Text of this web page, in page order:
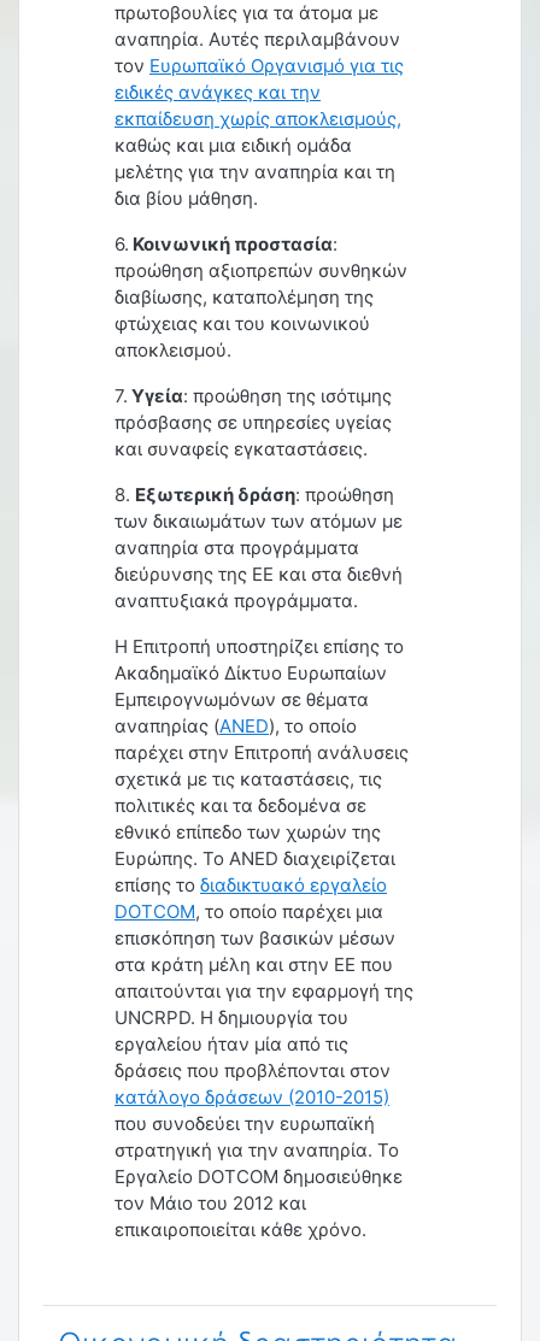
πρωτοβουλίες για τα άτομα με
αναπηρία. Αυτές περιλαμβάνουν
τον Ευρωπαϊκό Οργανισμό για τις
ειδικές ανάγκες και την
εκπαίδευση χωρίς αποκλεισμούς,
καθώς και μια ειδική ομάδα
μελέτης για την αναπηρία και τη
δια βίου μάθηση.
6. Κοινωνική προστασία:
προώθηση αξιοπρεπών συνθηκών
διαβίωσης, καταπολέμηση της
φτώχειας και του κοινωνικού
αποκλεισμού.
7. Υγεία: προώθηση της ισότιμης
πρόσβασης σε υπηρεσίες υγείας
και συναφείς εγκαταστάσεις.
8. Εξωτερική δράση: προώθηση
των δικαιωμάτων των ατόμων με
αναπηρία στα προγράμματα
διεύρυνσης της ΕΕ και στα διεθνή
αναπτυξιακά προγράμματα.
Η Επιτροπή υποστηρίζει επίσης το
Ακαδημαϊκό Δίκτυο Ευρωπαίων
Εμπειρογνωμόνων σε θέματα
αναπηρίας (ANED), το οποίο
παρέχει στην Επιτροπή ανάλυσεις
σχετικά με τις καταστάσεις, τις
πολιτικές και τα δεδομένα σε
εθνικό επίπεδο των χωρών της
Ευρώπης. Το ANED διαχειρίζεται
επίσης το διαδικτυακό εργαλείο
DOTCOM, το οποίο παρέχει μια
επισκόπηση των βασικών μέσων
στα κράτη μέλη και στην ΕΕ που
απαιτούνται για την εφαρμογή της
UNCRPD. Η δημιουργία του
εργαλείου ήταν μία από τις
δράσεις που προβλέπονται στον
κατάλογο δράσεων (2010-2015)
που συνοδεύει την ευρωπαϊκή
στρατηγική για την αναπηρία. Το
Εργαλείο DOTCOM δημοσιεύθηκε
τον Μάιο του 2012 και
επικαιροποιείται κάθε χρόνο.